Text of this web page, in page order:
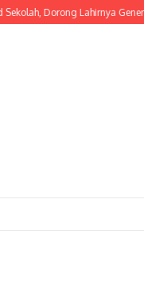
Dorong Lahirnya Generasi